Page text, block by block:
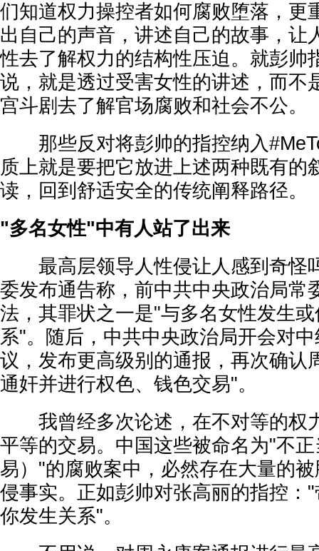
们知道权力操控者如何腐败堕落，更
出自己的声音，讲述自己的故事，让
性去了解权力的结构性压迫。就彭帅
说，就是透过受害女性的讲述，而不
宫斗剧去了解官场腐败和社会不公。
那些反对将彭帅的指控纳入
质上就是要把它放进上述两种既有的
读，回到舒适安全的传统阐释路径。
"多名女性"中有人站了出来
最高层领导人性侵让人感到奇怪
委发布通告称，前中共中央政治局常
法，其罪状之一是"与多名女性发生
系"。随后，中共中央政治局开会对
议，发布更高级别的通报，再次确认
通奸并进行权色、钱色交易"。
我曾经多次论述，在不对等的权
平等的交易。中国这些被命名为"不
易）"的腐败案中，必然存在大量的
侵事实。正如彭帅对张高丽的指控：
你发生关系"。